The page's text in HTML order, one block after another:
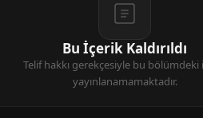
Bu İçerik Kaldırıldı
Telif hakkı gerekçesiyle bu bölümdeki
yayınlanamamaktadır.